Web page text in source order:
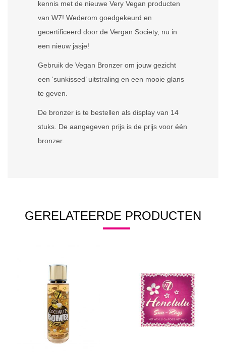
kennis met de nieuwe Very Vegan producten
van W7! Wederom goedgekeurd en
gecertificeerd door de Vergan Society, nu in
een nieuw jasje!
Gebruik de Vegan Bronzer om jouw gezicht
een ‘sunkissed’ uitstraling en een mooie glans
te geven.
De bronzer is te bestellen als display van 14
stuks. De aangegeven prijs is de prijs voor één
bronzer.
GERELATEERDE PRODUCTEN